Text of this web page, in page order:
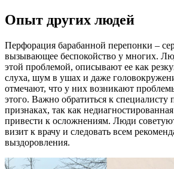
Опыт других людей
Перфорация барабанной перепонки –
вызывающее беспокойство у многих.
этой проблемой, описывают ее как
слуха, шум в ушах и даже
отмечают, что у них возникают
этого. Важно обратиться к специалисту
признаках, так как
привести к осложнениям. Люди
визит к врачу и следовать всем
выздоровления.